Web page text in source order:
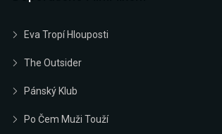
Eva Tropí Hlouposti
The Outsider
Pánský Klub
Po Čem Muži Touží